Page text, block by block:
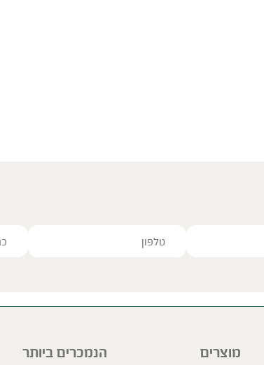
מוצרים הנמכרים ביותר